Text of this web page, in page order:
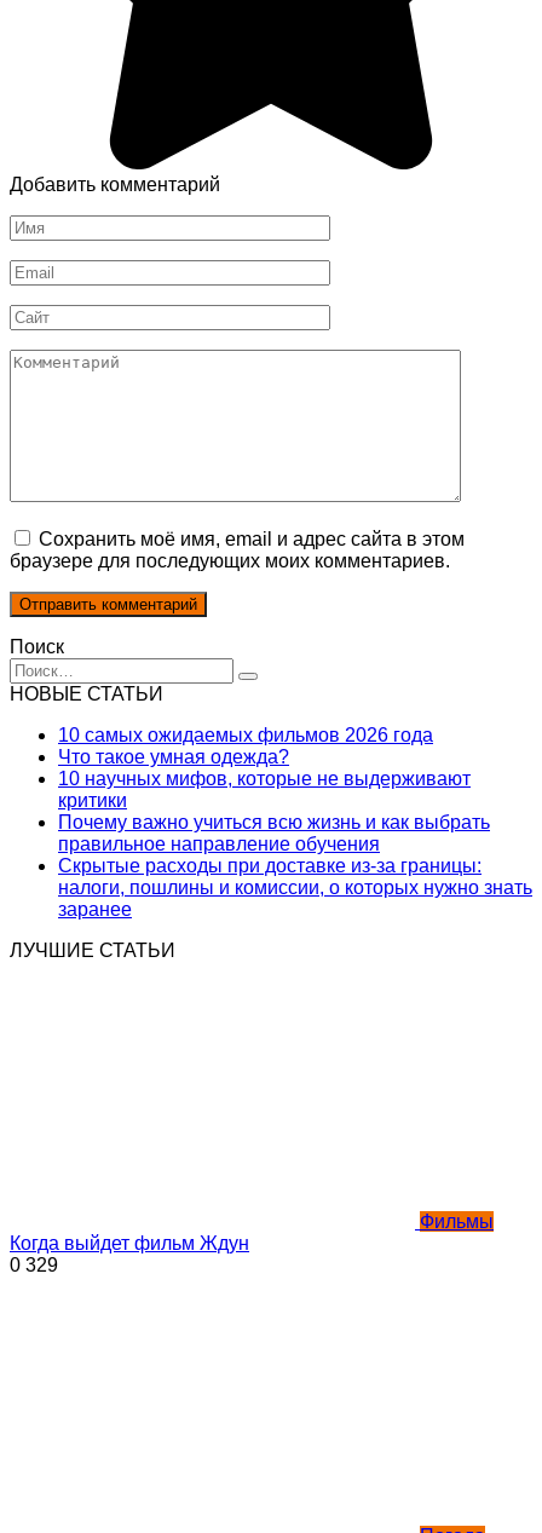
Добавить комментарий
Имя
*
Email
*
Сайт
Комментарий
Сохранить моё имя, email и адрес сайта в этом
браузере для последующих моих комментариев.
Поиск
Search
for:
НОВЫЕ СТАТЬИ
10 самых ожидаемых фильмов 2026 года
Что такое умная одежда?
10 научных мифов, которые не выдерживают
критики
Почему важно учиться всю жизнь и как выбрать
правильное направление обучения
Скрытые расходы при доставке из-за границы:
налоги, пошлины и комиссии, о которых нужно знать
заранее
ЛУЧШИЕ СТАТЬИ
Фильмы
Когда выйдет фильм Ждун
0 329